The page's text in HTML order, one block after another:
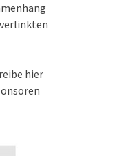
hier